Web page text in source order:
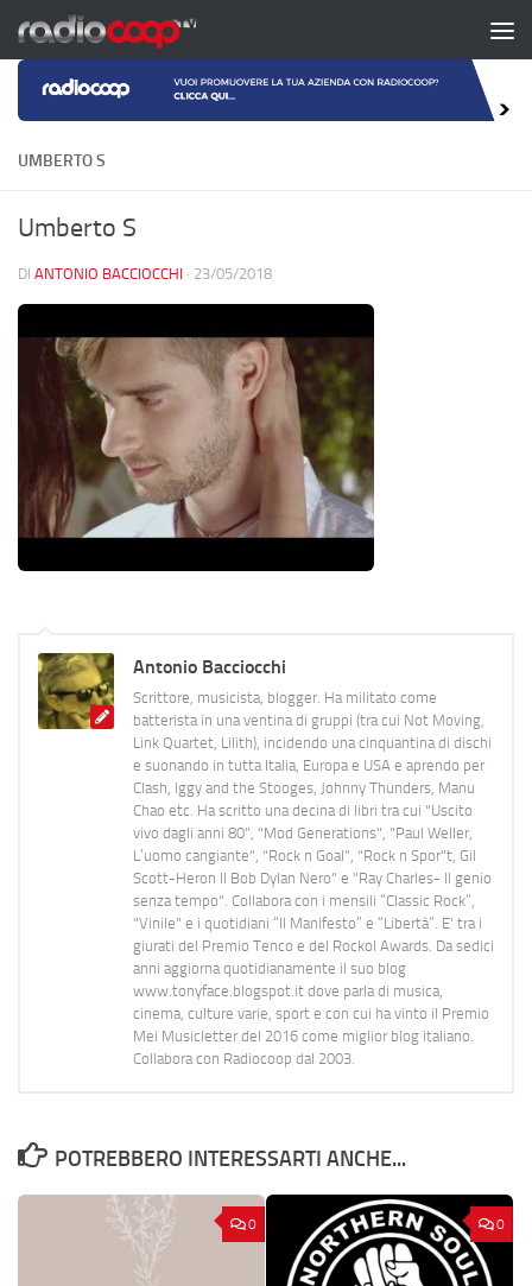
Salta al contenuto
UMBERTO S
Umberto S
DI ANTONIO BACCIOCCHI · 23/05/2018
Antonio Bacciocchi
Scrittore, musicista, blogger. Ha militato come
batterista in una ventina di gruppi (tra cui Not Moving,
Link Quartet, Lilith), incidendo una cinquantina di dischi
e suonando in tutta Italia, Europa e USA e aprendo per
Clash, Iggy and the Stooges, Johnny Thunders, Manu
Chao etc. Ha scritto una decina di libri tra cui "Uscito
vivo dagli anni 80", "Mod Generations", "Paul Weller,
L’uomo cangiante", "Rock n Goal", "Rock n Spor"t, Gil
Scott-Heron Il Bob Dylan Nero" e "Ray Charles- Il genio
senza tempo". Collabora con i mensili “Classic Rock”,
"Vinile" e i quotidiani “Il Manifesto” e “Libertà”. E' tra i
giurati del Premio Tenco e del Rockol Awards. Da sedici
anni aggiorna quotidianamente il suo blog
www.tonyface.blogspot.it dove parla di musica,
cinema, culture varie, sport e con cui ha vinto il Premio
Mei Musicletter del 2016 come miglior blog italiano.
Collabora con Radiocoop dal 2003.
POTREBBERO INTERESSARTI ANCHE...
0 0